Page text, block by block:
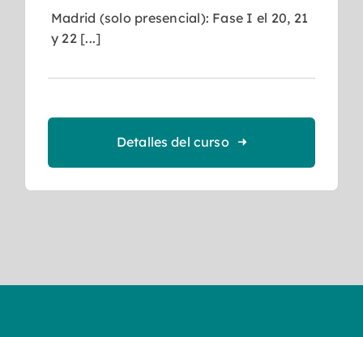
Madrid (solo presencial): Fase I el 20, 21
y 22 [...]
Detalles del curso